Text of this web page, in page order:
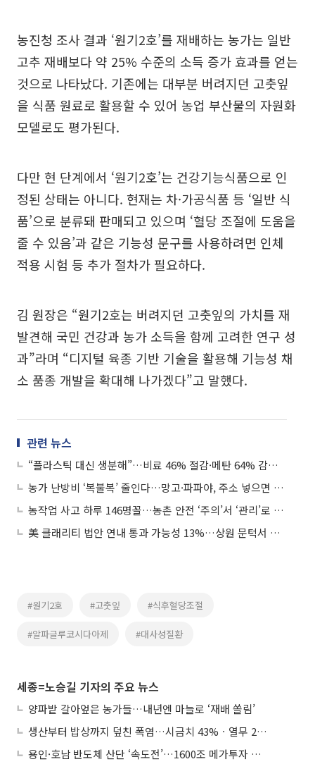
농진청 조사 결과 ‘원기2호’를 재배하는 농가는 일반
고추 재배보다 약 25% 수준의 소득 증가 효과를 얻는
것으로 나타났다. 기존에는 대부분 버려지던 고춧잎
을 식품 원료로 활용할 수 있어 농업 부산물의 자원화
모델로도 평가된다.
다만 현 단계에서 ‘원기2호’는 건강기능식품으로 인
정된 상태는 아니다. 현재는 차·가공식품 등 ‘일반 식
품’으로 분류돼 판매되고 있으며 ‘혈당 조절에 도움을
줄 수 있음’과 같은 기능성 문구를 사용하려면 인체
적용 시험 등 추가 절차가 필요하다.
김 원장은 “원기2호는 버려지던 고춧잎의 가치를 재
발견해 국민 건강과 농가 소득을 함께 고려한 연구 성
과”라며 “디지털 육종 기반 기술을 활용해 기능성 채
소 품종 개발을 확대해 나가겠다”고 말했다.
관련 뉴스
“플라스틱 대신 생분해”…비료 46% 절감·메탄 64% 감축 기술 상용화
농가 난방비 ‘복불복’ 줄인다…망고·파파야, 주소 넣으면 에너지 소요량 ‘한눈에’
농작업 사고 하루 146명꼴…농촌 안전 ‘주의’서 ‘관리’로 전환
美 클래리티 법안 연내 통과 가능성 13%…상원 문턱서 제동
#원기2호 #고춧잎 #식후혈당조절
#알파글루코시다아제 #대사성질환
세종=노승길 기자의 주요 뉴스
양파밭 갈아엎은 농가들…내년엔 마늘로 ‘재배 쏠림’
생산부터 밥상까지 덮친 폭염…시금치 43%ㆍ열무 28% 급등
용인·호남 반도체 산단 ‘속도전’…1600조 메가투자 이행 총력